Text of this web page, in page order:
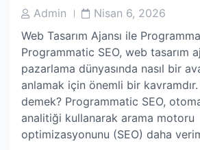
PostAdmin
PostNisan 6, 2026
Web Tasarım Ajansı ile
Programmatic SEO, web tasarım
pazarlama dünyasında nasıl bir
anlamak için önemli bir
demek? Programmatic SEO,
analitiği kullanarak arama motoru
optimizasyonunu (SEO) daha